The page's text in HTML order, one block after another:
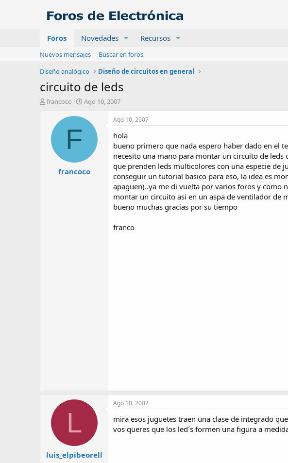
Foros Novedades Recursos
Nuevos mensajes
Buscar en foros
Diseño analógico
Diseño de circuitos en general
circuito de leds
A
francoco
F
c
i
n
Ago 10, 2007
F
francoco
Ago 10, 2007
hola
bueno primero que nada espero haber dado en el
necesito una mano para montar un circuito de
que prenden leds multicolores con una especie de
conseguir un tutorial basico para eso, la idea es
apaguen)..ya me di vuelta por varios foros y como
montar un circuito asi en un aspa de ventilador de
bueno muchas gracias por su tiempo
franco
L
luis_elpibeorell
Ago 10, 2007
mira esos juguetes traen una clase de integrado
vos queres que los led´s formen una figura a